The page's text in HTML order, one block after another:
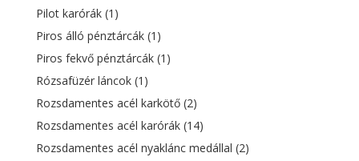
Pilot karórák (1)
Piros álló pénztárcák (1)
Piros fekvő pénztárcák (1)
Rózsafüzér láncok (1)
Rozsdamentes acél karkötő (2)
Rozsdamentes acél karórák (14)
Rozsdamentes acél nyaklánc medállal (2)